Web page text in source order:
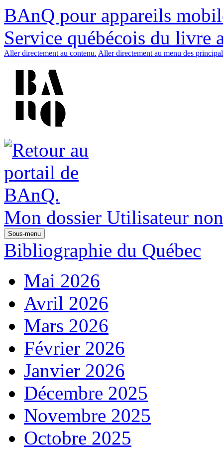
BAnQ pour appareils
Service québécois du livre
Aller directement au contenu. Aller directement au menu des
Mon dossier Utilisateur
Sous-menu
Bibliographie du Québec
Mai 2026
Avril 2026
Mars 2026
Février 2026
Janvier 2026
Décembre 2025
Novembre 2025
Octobre 2025